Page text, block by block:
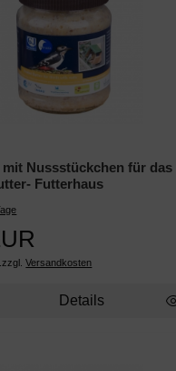
Nussstückchen für das
Futterhaus
zzgl.Versandkosten
Details